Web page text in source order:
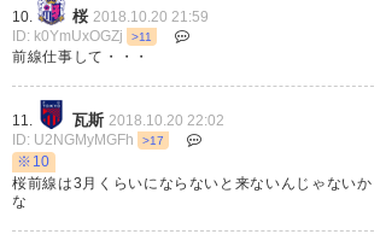
セレッソなんの面白みもない得
点の匂いすらしない試合だった
けど清武のおかげで助かった😇
10. 桜 2018.10.20 21:59
ID: k0YmUxOGZj
>11
前線仕事して・・・
11. 瓦斯 2018.10.20 22:02
ID: U2NGMyMGFh
>17
※10
桜前線は3月くらいにならないと来ないんじゃないか
な